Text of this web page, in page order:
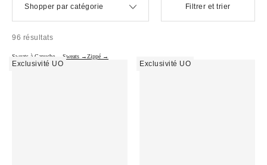
Shopper par catégorie Filtrer et trier
96 résultats
Sweats à Capuche → Sweats →Zippé →
Exclusivité UO Exclusivité UO